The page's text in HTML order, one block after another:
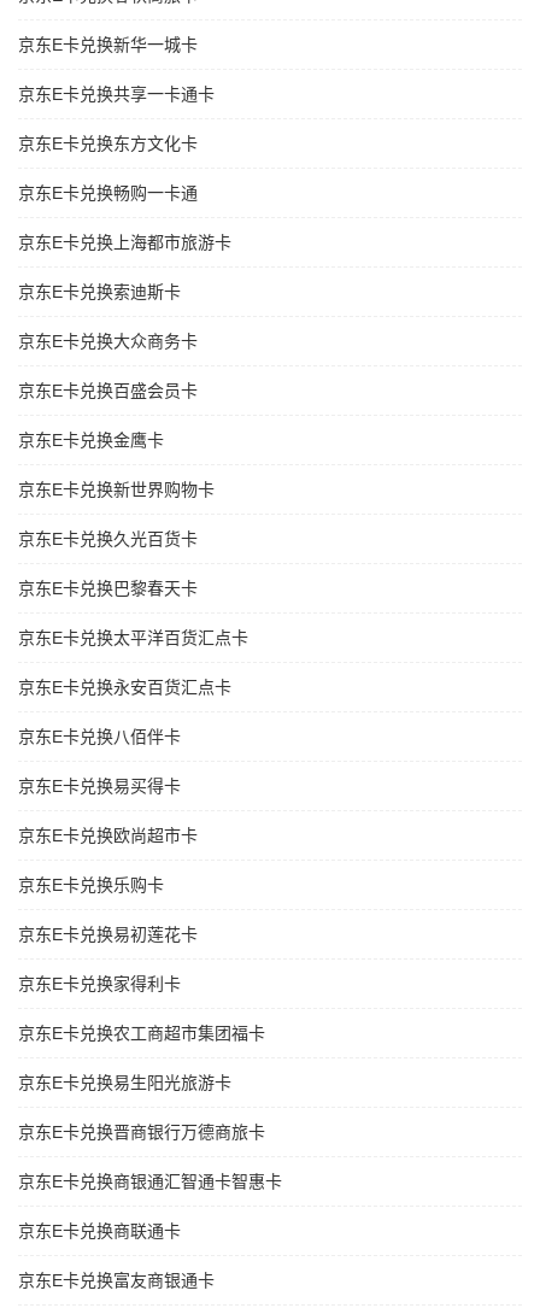
京东E卡兑换新华一城卡
京东E卡兑换共享一卡通卡
京东E卡兑换东方文化卡
京东E卡兑换畅购一卡通
京东E卡兑换上海都市旅游卡
京东E卡兑换索迪斯卡
京东E卡兑换大众商务卡
京东E卡兑换百盛会员卡
京东E卡兑换金鹰卡
京东E卡兑换新世界购物卡
京东E卡兑换久光百货卡
京东E卡兑换巴黎春天卡
京东E卡兑换太平洋百货汇点卡
京东E卡兑换永安百货汇点卡
京东E卡兑换八佰伴卡
京东E卡兑换易买得卡
京东E卡兑换欧尚超市卡
京东E卡兑换乐购卡
京东E卡兑换易初莲花卡
京东E卡兑换家得利卡
京东E卡兑换农工商超市集团福卡
京东E卡兑换易生阳光旅游卡
京东E卡兑换晋商银行万德商旅卡
京东E卡兑换商银通汇智通卡智惠卡
京东E卡兑换商联通卡
京东E卡兑换富友商银通卡